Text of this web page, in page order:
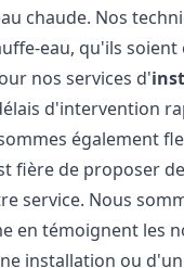
chaude. Nos
eau, qu'ils soient
nos services d'
d'intervention
également
fière de proposer
service. Nous
en témoignent les
installation ou